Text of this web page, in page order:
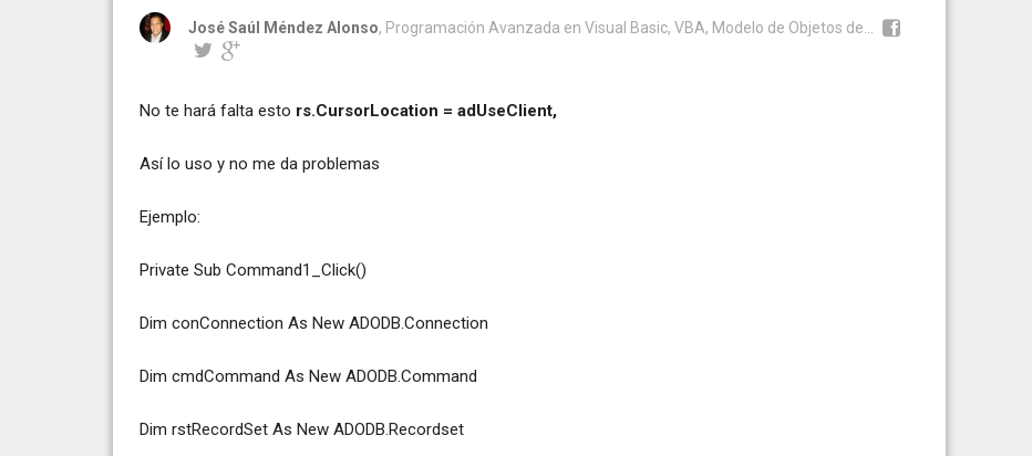
José Saúl Méndez Alonso, Programación Avanzada en Visual Basic, VBA, Modelo de Objetos de...
No te hará falta esto rs.CursorLocation = adUseClient,
Así lo uso y no me da problemas
Ejemplo:
Private Sub Command1_Click()
Dim conConnection As New ADODB.Connection
Dim cmdCommand As New ADODB.Command
Dim rstRecordSet As New ADODB.Recordset